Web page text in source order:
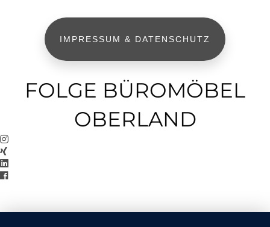
IMPRESSUM & DATENSCHUTZ
FOLGE BÜROMÖBEL
OBERLAND